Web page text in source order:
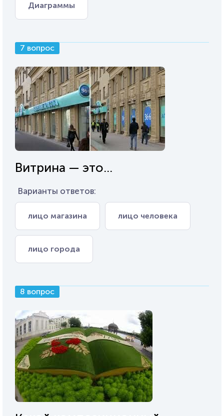
Диаграммы
7 вопрос
Витрина — это...
Варианты ответов:
лицо магазина лицо человека
лицо города
8 вопрос